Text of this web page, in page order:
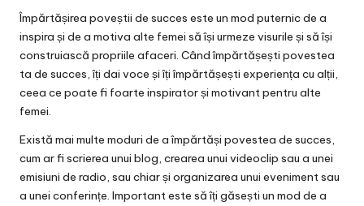
Împărtășirea poveștii de succes este un mod puternic de a
inspira și de a motiva alte femei să își urmeze visurile și să își
construiască propriile afaceri. Când împărtășești povestea
ta de succes, îți dai voce și îți împărtășești experiența cu alții,
ceea ce poate fi foarte inspirator și motivant pentru alte
femei.
Există mai multe moduri de a împărtăși povestea de succes,
cum ar fi scrierea unui blog, crearea unui videoclip sau a unei
emisiuni de radio, sau chiar și organizarea unui eveniment sau
a unei conferințe. Important este să îți găsești un mod de a